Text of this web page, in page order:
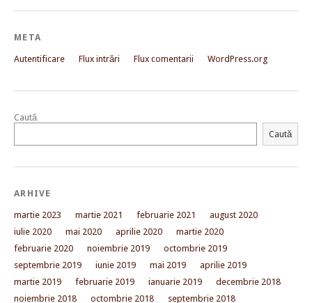
META
Autentificare Flux intrări Flux comentarii WordPress.org
Caută
Caută
ARHIVE
martie 2023 martie 2021 februarie 2021
august 2020
iulie 2020
mai 2020 aprilie 2020
martie 2020
februarie 2020
noiembrie 2019
octombrie 2019
septembrie 2019
iunie 2019 mai 2019
aprilie 2019
martie 2019
februarie 2019 ianuarie 2019
decembrie 2018
noiembrie 2018
octombrie 2018
septembrie 2018